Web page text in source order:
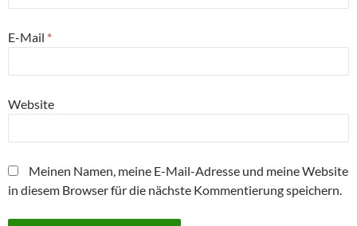
E-Mail *
Website
Meinen Namen, meine E-Mail-Adresse und meine Website
in diesem Browser für die nächste Kommentierung speichern.